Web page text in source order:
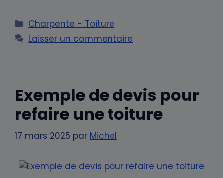
Catégories
Charpente - Toiture
Laisser un commentaire
Exemple de devis pour
refaire une toiture
17 mars 2025 par Michel